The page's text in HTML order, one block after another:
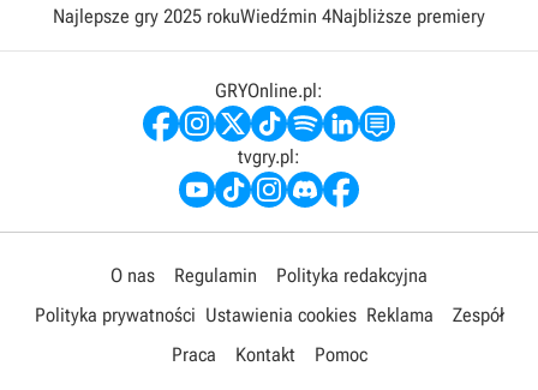
Najlepsze gry 2025 rokuWiedźmin 4Najbliższe premiery
GRYOnline.pl:
tvgry.pl:
O nas Regulamin
Polityka redakcyjna
Polityka prywatności Ustawienia cookies Reklama
Zespół
Praca
Kontakt Pomoc